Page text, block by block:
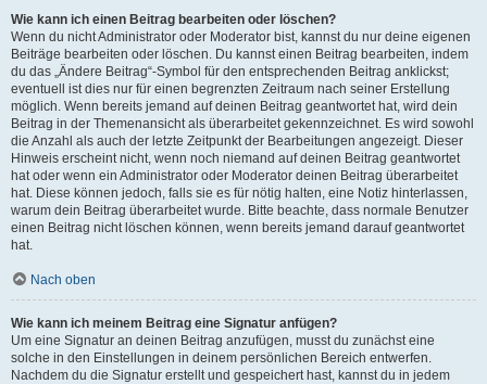
Wie kann ich einen Beitrag bearbeiten oder löschen?
Wenn du nicht Administrator oder Moderator bist, kannst du nur deine eigenen
Beiträge bearbeiten oder löschen. Du kannst einen Beitrag bearbeiten, indem
du das „Ändere Beitrag“-Symbol für den entsprechenden Beitrag anklickst;
eventuell ist dies nur für einen begrenzten Zeitraum nach seiner Erstellung
möglich. Wenn bereits jemand auf deinen Beitrag geantwortet hat, wird dein
Beitrag in der Themenansicht als überarbeitet gekennzeichnet. Es wird sowohl
die Anzahl als auch der letzte Zeitpunkt der Bearbeitungen angezeigt. Dieser
Hinweis erscheint nicht, wenn noch niemand auf deinen Beitrag geantwortet
hat oder wenn ein Administrator oder Moderator deinen Beitrag überarbeitet
hat. Diese können jedoch, falls sie es für nötig halten, eine Notiz hinterlassen,
warum dein Beitrag überarbeitet wurde. Bitte beachte, dass normale Benutzer
einen Beitrag nicht löschen können, wenn bereits jemand darauf geantwortet
hat.
Nach oben
Wie kann ich meinem Beitrag eine Signatur anfügen?
Um eine Signatur an deinen Beitrag anzufügen, musst du zunächst eine
solche in den Einstellungen in deinem persönlichen Bereich entwerfen.
Nachdem du die Signatur erstellt und gespeichert hast, kannst du in jedem